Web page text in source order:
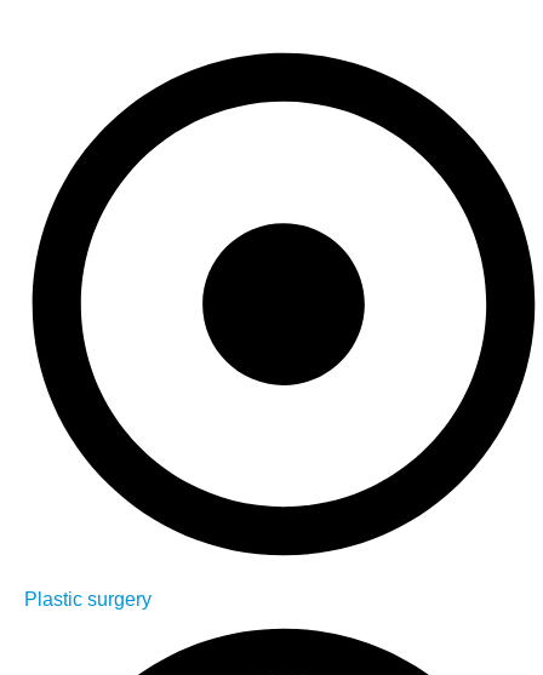
Plastic surgery